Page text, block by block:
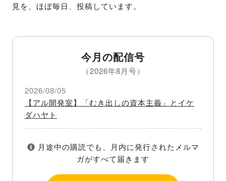
見を、ほぼ毎日、投稿しています。
今月の配信号
（2026年8月号）
2026/08/05
【アル開発室】「むき出しの資本主義」とイケ
ダハヤト
月途中の購読でも、月内に発行されたメルマ
ガがすべて届きます